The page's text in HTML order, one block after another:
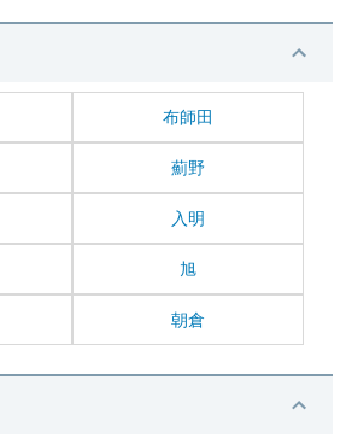
布師田
薊野
入明
旭
朝倉